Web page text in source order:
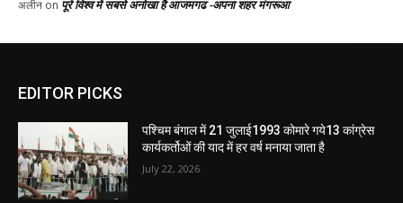
EDITOR PICKS
पश्चिम बंगाल में 21 जुलाई1993 कोमारे गये13 कांग्रेस
कार्यकर्तोओं की याद में हर वर्ष मनाया जाता है
July 22, 2026